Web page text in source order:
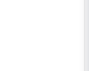
godkända